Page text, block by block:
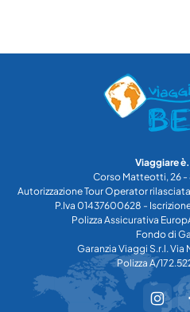
Viaggiare
Corso Matteotti, 26 -
Autorizzazione Tour Operator
P.Iva 01437600628 -
Polizza Assicurativa
Fondo di
Garanzia Viaggi S.r.l. Via
Polizza A/